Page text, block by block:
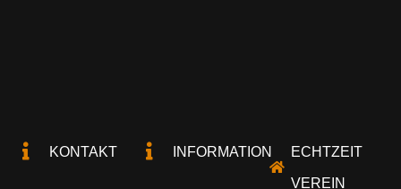
KONTAKT INFORMATION ECHTZEIT
VEREIN